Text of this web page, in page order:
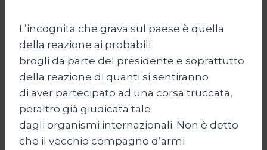
L’incognita che grava sul paese è quella
della reazione ai probabili
brogli da parte del presidente e soprattutto
della reazione di quanti si sentiranno
di aver partecipato ad una corsa truccata,
peraltro già giudicata tale
dagli organismi internazionali. Non è detto
che il vecchio compagno d’armi